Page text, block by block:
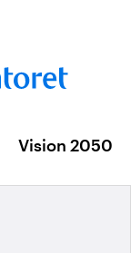
Vision 2050